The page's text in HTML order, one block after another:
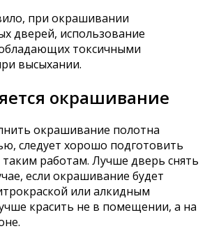
при окрашивании
дверей, использование
токсичными
высыхании.
окрашивание
окрашивание полотна
следует хорошо подготовить
таким работам. Лучше дверь снять
если окрашивание будет
или алкидным
красить не в помещении, а на